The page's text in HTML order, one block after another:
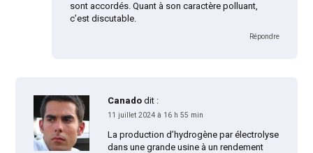
sont accordés. Quant à son caractère polluant,
c’est discutable.
Répondre
Canado dit :
11 juillet 2024 à 16 h 55 min
La production d’hydrogène par électrolyse
dans une grande usine à un rendement